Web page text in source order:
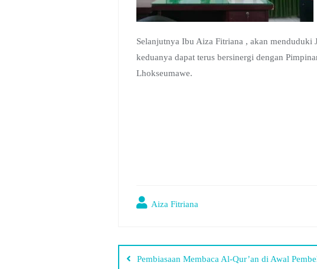
Selanjutnya Ibu Aiza Fitriana , akan menduduki
keduanya dapat terus bersinergi dengan
Lhokseumawe.
Aiza Fitriana
Pembiasaan Membaca Al-Qur’an di Awal